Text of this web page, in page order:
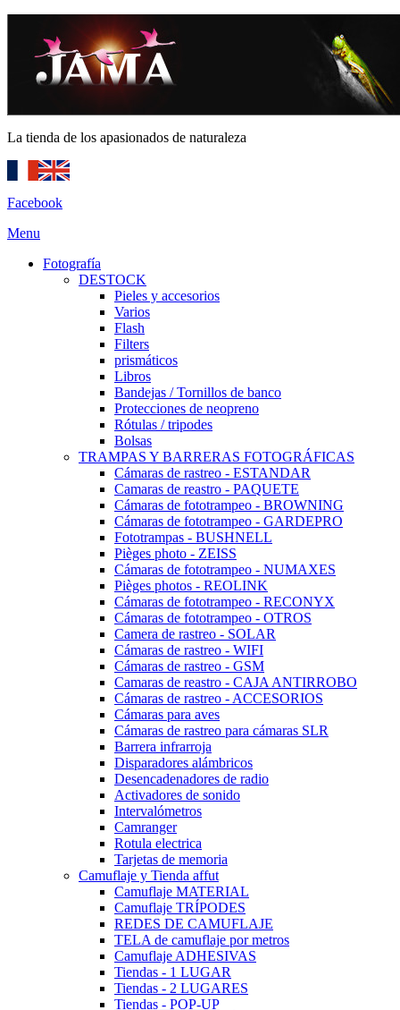
La tienda de los apasionados de naturaleza
Facebook
Menu
Fotografía
DESTOCK
Pieles y accesorios
Varios
Flash
Filters
prismáticos
Libros
Bandejas / Tornillos de banco
Protecciones de neopreno
Rótulas / tripodes
Bolsas
TRAMPAS Y BARRERAS FOTOGRÁFICAS
Cámaras de rastreo - ESTANDAR
Camaras de reastro - PAQUETE
Cámaras de fototrampeo - BROWNING
Cámaras de fototrampeo - GARDEPRO
Fototrampas - BUSHNELL
Pièges photo - ZEISS
Cámaras de fototrampeo - NUMAXES
Pièges photos - REOLINK
Cámaras de fototrampeo - RECONYX
Cámaras de fototrampeo - OTROS
Camera de rastreo - SOLAR
Cámaras de rastreo - WIFI
Cámaras de rastreo - GSM
Camaras de reastro - CAJA ANTIRROBO
Cámaras de rastreo - ACCESORIOS
Cámaras para aves
Cámaras de rastreo para cámaras SLR
Barrera infrarroja
Disparadores alámbricos
Desencadenadores de radio
Activadores de sonido
Intervalómetros
Camranger
Rotula electrica
Tarjetas de memoria
Camuflaje y Tienda affut
Camuflaje MATERIAL
Camuflaje TRÍPODES
REDES DE CAMUFLAJE
TELA de camuflaje por metros
Camuflaje ADHESIVAS
Tiendas - 1 LUGAR
Tiendas - 2 LUGARES
Tiendas - POP-UP